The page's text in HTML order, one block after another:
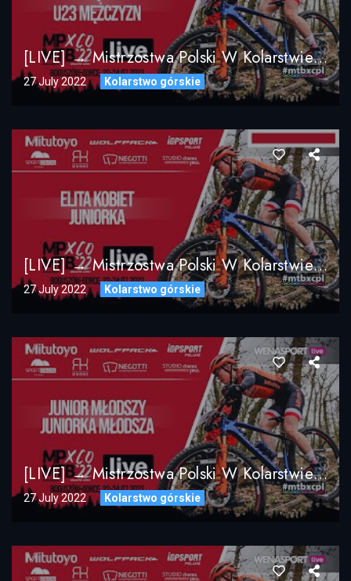
[LIVE] → Mistrzostwa Polski W Kolarstwie Górskim MTB XCO 2022 Boguszów-Gorce / Elita Mężczyzn
27 July 2022 Kolarstwo górskie
[LIVE] → Mistrzostwa Polski W Kolarstwie Górskim MTB XCO 2022 Boguszów-Gorce / Elita Kobiet
27 July 2022 Kolarstwo górskie
[LIVE] → Mistrzostwa Polski W Kolarstwie Górskim MTB XCO 2022 Boguszów-Gorce / Junior Młodszy
27 July 2022 Kolarstwo górskie